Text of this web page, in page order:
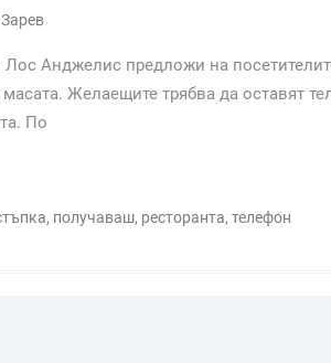
Лос Анджелис предложи на
Желаещите трябва да оставят
По
, получаваш, ресторанта, телефон